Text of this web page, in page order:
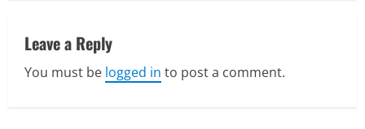
v
i
Leave a Reply
You must be logged in to post a comment.